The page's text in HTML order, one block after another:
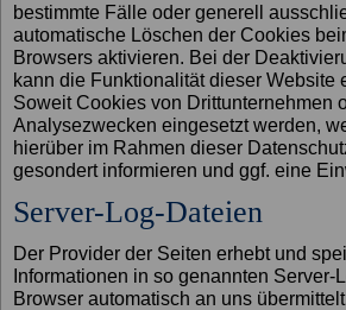
bestimmte Fälle oder generell
automatische Löschen der Cookies
Browsers aktivieren. Bei der
kann die Funktionalität dieser Website
Soweit Cookies von Drittunternehmen
Analysezwecken eingesetzt werden,
hierüber im Rahmen dieser
gesondert informieren und ggf. eine
Server-Log-Dateien
Der Provider der Seiten erhebt und
Informationen in so genannten Server-
Browser automatisch an uns